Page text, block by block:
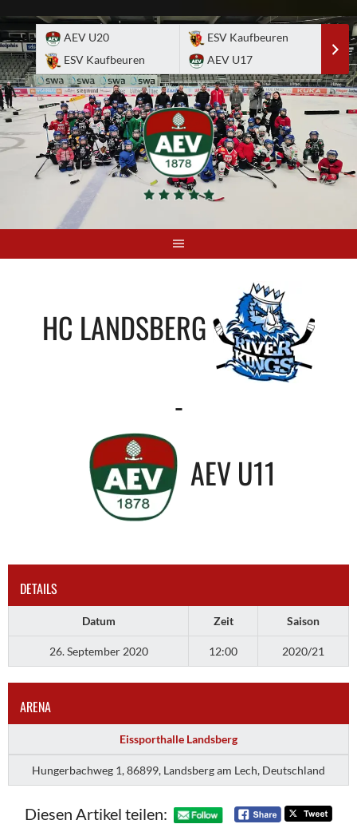
to
content
AEV U20
ESV Kaufbeuren
ESV Kaufbeuren
AEV U17
HC LANDSBERG
-
AEV U11
DETAILS
Datum Zeit Saison
26. September 2020 12:00 2020/21
ARENA
Eissporthalle Landsberg
Hungerbachweg 1, 86899, Landsberg am Lech, Deutschland
Diesen Artikel teilen: